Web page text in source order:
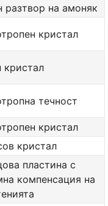
разтвор на амоняк
кристал
кристал
течност
кристал
кристал
пластина с
компенсация на